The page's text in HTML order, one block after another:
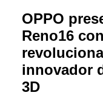
OPPO
Reno16
innovador
3D